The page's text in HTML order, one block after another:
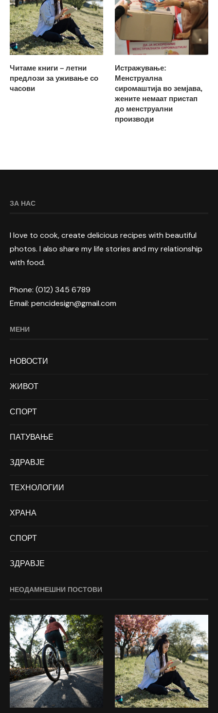
Читаме книги – летни
предлози за уживање со
часови
Истражување:
Менструална
сиромаштија во земјава,
жените немаат пристап
до менструални
производи
ЗА НАС
I love to cook, create delicious recipes with beautiful
photos. I also share my life stories and my relationship
with food.
Phone: (012) 345 6789
Email: pencidesign@gmail.com
МЕНИ
НОВОСТИ
ЖИВОТ
СПОРТ
ПАТУВАЊЕ
ЗДРАВЈЕ
ТЕХНОЛОГИИ
ХРАНА
СПОРТ
ЗДРАВЈЕ
НЕОДАМНЕШНИ ПОСТОВИ